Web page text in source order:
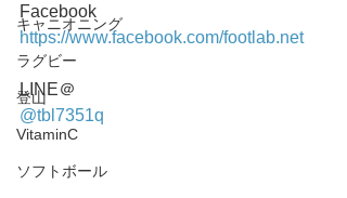
キャニオニング
ラグビー
登山
VitaminC
ソフトボール
Facebook
https://www.facebook.com/footlab.net
LINE＠
@tbl7351q